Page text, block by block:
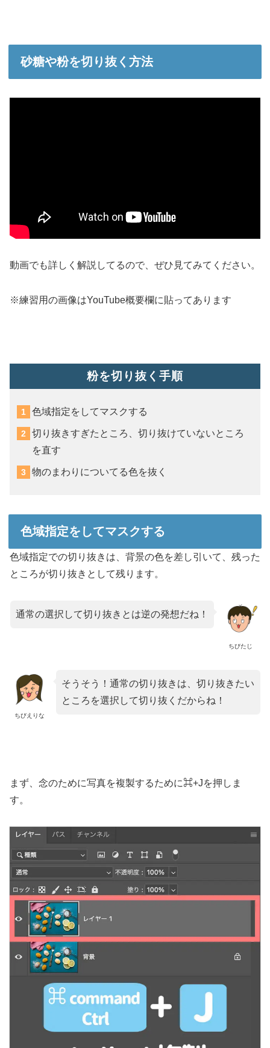
砂糖や粉を切り抜く方法
動画でも詳しく解説してるので、ぜひ見てみてください。
※練習用の画像はYouTube概要欄に貼ってあります
粉を切り抜く手順
色域指定をしてマスクする
切り抜きすぎたところ、切り抜けていないところ
を直す
物のまわりについてる色を抜く
色域指定をしてマスクする
色域指定での切り抜きは、背景の色を差し引いて、残った
ところが切り抜きとして残ります。
ちびたじ
通常の選択して切り抜きとは逆の発想だね！
ちびえりな
そうそう！通常の切り抜きは、切り抜きたい
ところを選択して切り抜くだからね！
まず、念のために写真を複製するために⌘+Jを押しま
す。